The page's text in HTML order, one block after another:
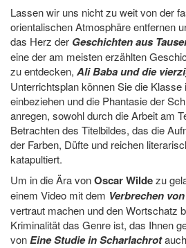
Lassen wir uns nicht zu weit von der
orientalischen Atmosphäre entfernen
das Herz der Geschichten aus
eine der am meisten erzählten
zu entdecken, Ali Baba und die
Unterrichtsplan können Sie die Klasse
einbeziehen und die Phantasie der
anregen, sowohl durch die Arbeit am
Betrachten des Titelbildes, das die
der Farben, Düfte und reichen
katapultiert.
Um in die Ära vonOscar Wildezu
einem Video mit dem Verbrechen
vertraut machen und den Wortschatz
Kriminalität das Genre ist, das Ihnen
vonEine Studie in Scharlachrot